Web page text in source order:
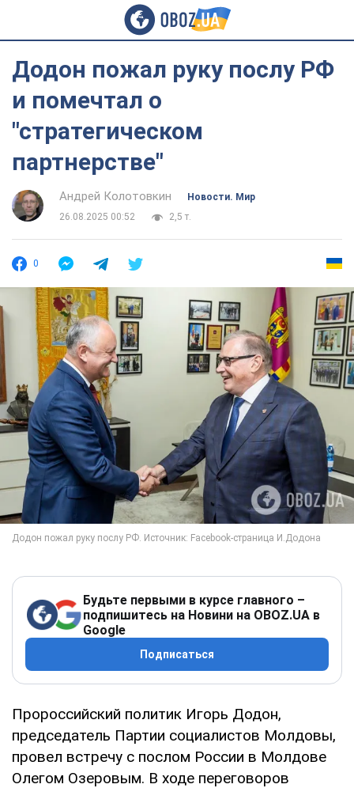
Додон пожал руку послу РФ
и помечтал о
"стратегическом
партнерстве"
Андрей Колотовкин
Новости. Мир
26.08.2025 00:52
2,5 т.
0
Будьте первыми в курсе главного –
подпишитесь на Новини на OBOZ.UA в
Google
Подписаться
Пророссийский политик Игорь Додон,
председатель Партии социалистов Молдовы,
провел встречу с послом России в Молдове
Олегом Озеровым. В ходе переговоров